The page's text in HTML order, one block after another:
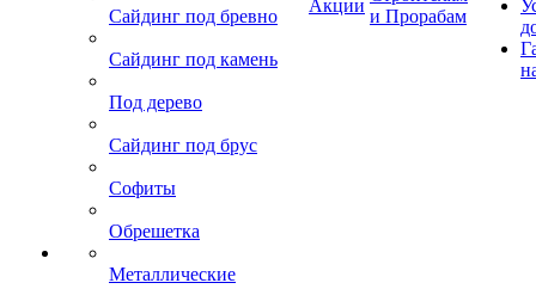
Сайдинг под бревно
Сайдинг под камень
Под дерево
Сайдинг под брус
Софиты
Обрешетка
Металлические
Акции
и Прорабам